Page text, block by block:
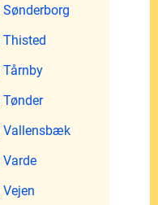
Sønderborg
Thisted
Tårnby
Tønder
Vallensbæk
Varde
Vejen